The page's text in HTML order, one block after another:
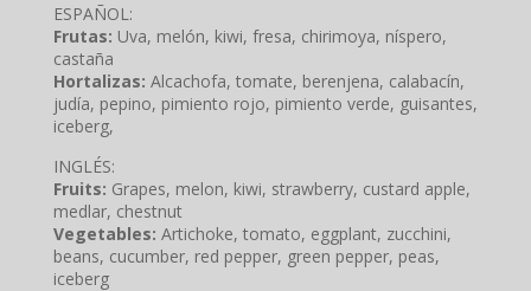
ESPAÑOL:
Frutas: Uva, melón, kiwi, fresa, chirimoya, níspero,
castaña
Hortalizas: Alcachofa, tomate, berenjena, calabacín,
judía, pepino, pimiento rojo, pimiento verde, guisantes,
iceberg,
INGLÉS:
Fruits: Grapes, melon, kiwi, strawberry, custard apple,
medlar, chestnut
Vegetables: Artichoke, tomato, eggplant, zucchini,
beans, cucumber, red pepper, green pepper, peas,
iceberg